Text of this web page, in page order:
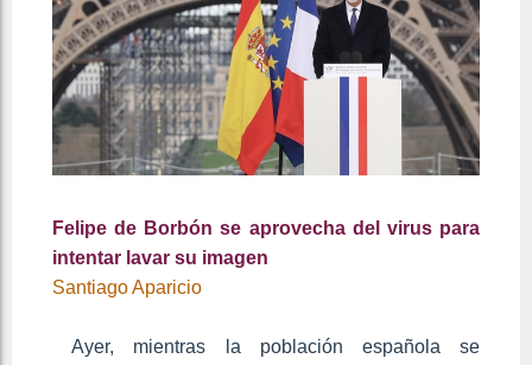
Felipe de Borbón se aprovecha del virus para
intentar lavar su imagen
Santiago Aparicio
Ayer, mientras la población española se